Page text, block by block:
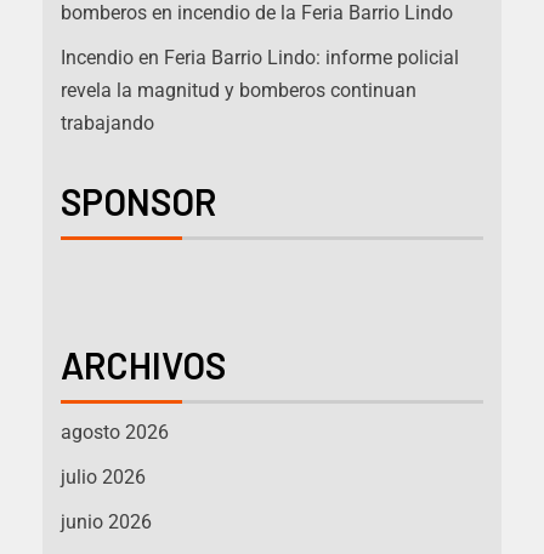
bomberos en incendio de la Feria Barrio Lindo
Incendio en Feria Barrio Lindo: informe policial
revela la magnitud y bomberos continuan
trabajando
SPONSOR
ARCHIVOS
agosto 2026
julio 2026
junio 2026